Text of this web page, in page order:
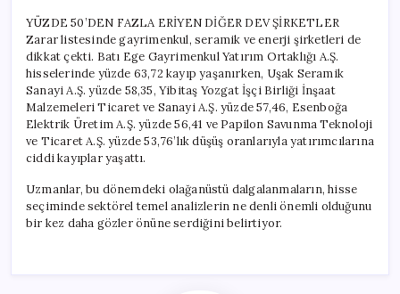
YÜZDE 50’DEN FAZLA ERİYEN DİĞER DEV ŞİRKETLER
Zarar listesinde gayrimenkul, seramik ve enerji şirketleri de
dikkat çekti. Batı Ege Gayrimenkul Yatırım Ortaklığı A.Ş.
hisselerinde yüzde 63,72 kayıp yaşanırken, Uşak Seramik
Sanayi A.Ş. yüzde 58,35, Yibitaş Yozgat İşçi Birliği İnşaat
Malzemeleri Ticaret ve Sanayi A.Ş. yüzde 57,46, Esenboğa
Elektrik Üretim A.Ş. yüzde 56,41 ve Papilon Savunma Teknoloji
ve Ticaret A.Ş. yüzde 53,76’lık düşüş oranlarıyla yatırımcılarına
ciddi kayıplar yaşattı.
Uzmanlar, bu dönemdeki olağanüstü dalgalanmaların, hisse
seçiminde sektörel temel analizlerin ne denli önemli olduğunu
bir kez daha gözler önüne serdiğini belirtiyor.